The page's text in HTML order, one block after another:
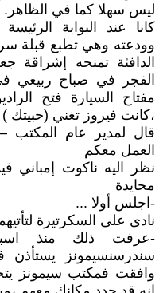
ليس سهلا كما في الظاهر.
كانا عند البوابة
وودعته وهي تطبع قبلة
الدافئة تمنحه إشراقة
الفجر في صباح ربيعي
مفتاح السيارة فتح
،كانت فيروز تغني (حبيتك )
قال لمدير عام المكتب
العمل معكم
نظر اليه ناكوت إمباني
محايدة
-اجلس أولا ...
نادى على السكرتيرة
-عرفت ذلك منذ
سندرسنسيمونز
وافقت فمكتب سيمونز